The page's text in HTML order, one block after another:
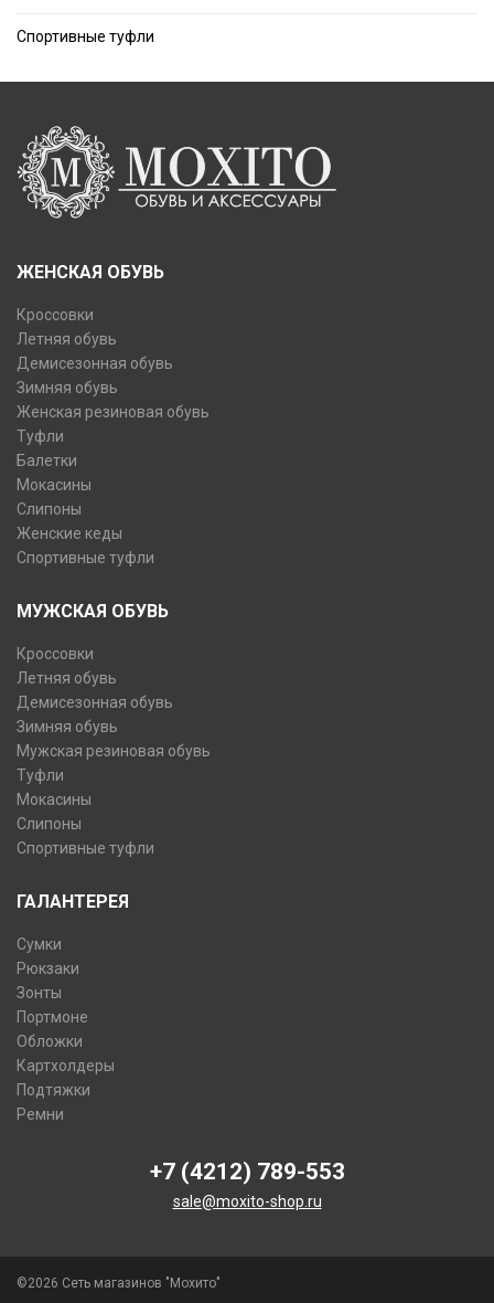
Спортивные туфли
ЖЕНСКАЯ ОБУВЬ
Кроссовки
Летняя обувь
Демисезонная обувь
Зимняя обувь
Женская резиновая обувь
Туфли
Балетки
Мокасины
Слипоны
Женские кеды
Спортивные туфли
МУЖСКАЯ ОБУВЬ
Кроссовки
Летняя обувь
Демисезонная обувь
Зимняя обувь
Мужская резиновая обувь
Туфли
Мокасины
Слипоны
Спортивные туфли
ГАЛАНТЕРЕЯ
Сумки
Рюкзаки
Зонты
Портмоне
Обложки
Картхолдеры
Подтяжки
Ремни
+7 (4212) 789-553
sale@moxito-shop.ru
©2026 Сеть магазинов "Мохито"